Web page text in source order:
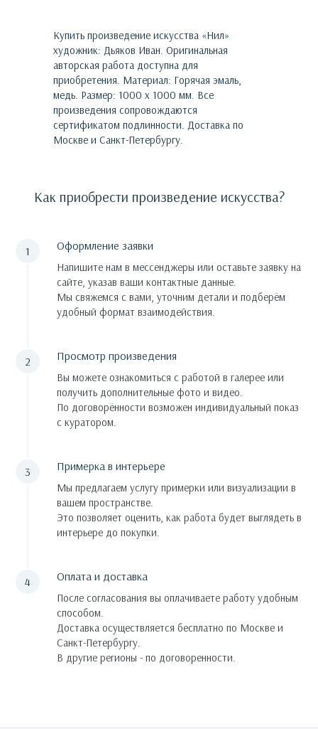
Купить произведение искусства «Нил»
художник: Дьяков Иван. Оригинальная
авторская работа доступна для
приобретения. Материал: Горячая эмаль,
медь. Размер: 1000 х 1000 мм. Все
произведения сопровождаются
сертификатом подлинности. Доставка по
Москве и Санкт-Петербургу.
Как приобрести произведение искусства?
Оформление заявки
Напишите нам в мессенджеры или оставьте заявку на
сайте, указав ваши контактные данные.
Мы свяжемся с вами, уточним детали и подберём
удобный формат взаимодействия.
Просмотр произведения
Вы можете ознакомиться с работой в галерее или
получить дополнительные фото и видео.
По договорённости возможен индивидуальный показ
с куратором.
Примерка в интерьере
Мы предлагаем услугу примерки или визуализации в
вашем пространстве.
Это позволяет оценить, как работа будет выглядеть в
интерьере до покупки.
Оплата и доставка
После согласования вы оплачиваете работу удобным
способом.
Доставка осуществляется бесплатно по Москве и
Санкт-Петербургу.
В другие регионы - по договоренности.